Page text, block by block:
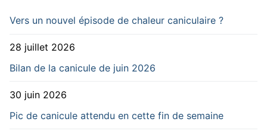
Vers un nouvel épisode de chaleur caniculaire ?
28 juillet 2026
Bilan de la canicule de juin 2026
30 juin 2026
Pic de canicule attendu en cette fin de semaine